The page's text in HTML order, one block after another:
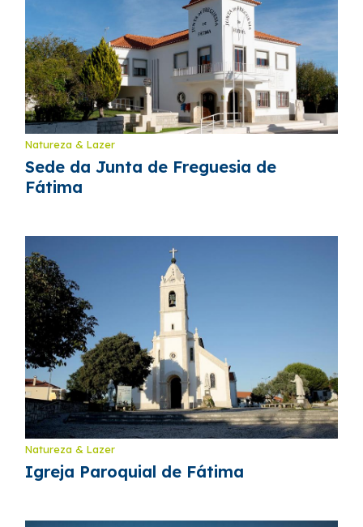
Natureza & Lazer
Sede da Junta de Freguesia de
Fátima
Natureza & Lazer
Igreja Paroquial de Fátima